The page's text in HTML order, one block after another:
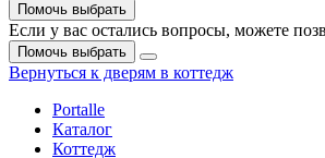
Помочь выбрать
Если у вас остались вопросы, можете
Помочь выбрать
Вернуться к дверям в коттедж
Portalle
Каталог
Коттедж